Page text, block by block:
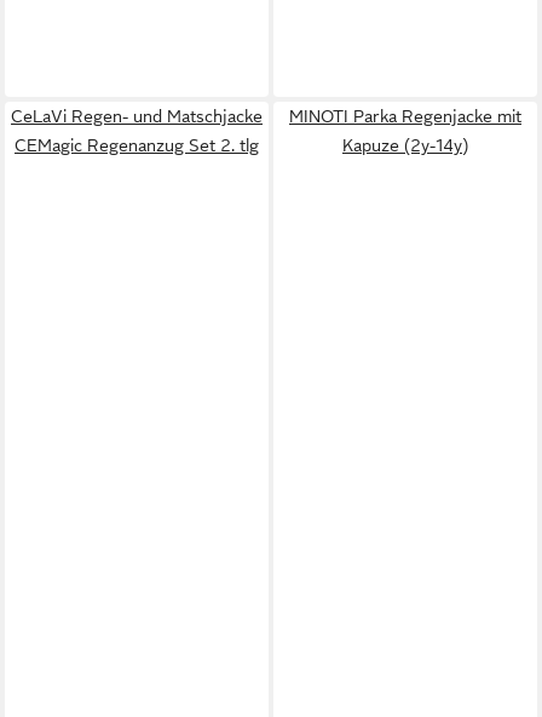
CeLaVi Regen- und Matschjacke
CEMagic Regenanzug Set 2. tlg
MINOTI Parka Regenjacke mit
Kapuze (2y-14y)